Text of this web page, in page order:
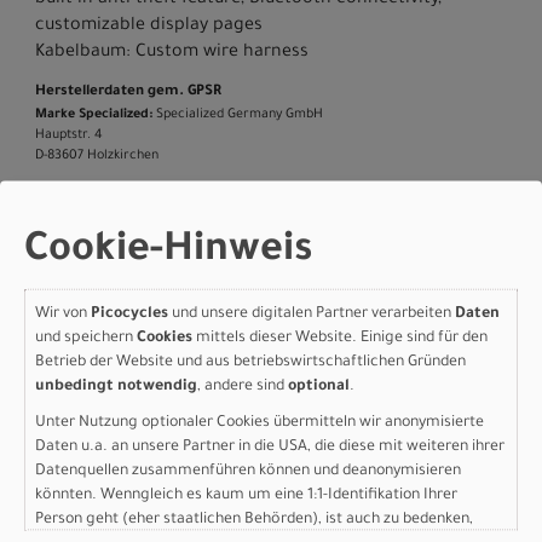
customizable display pages
Kabelbaum: Custom wire harness
Herstellerdaten gem. GPSR
Marke Specialized: Specialized Germany GmbH
Hauptstr. 4
D-83607 Holzkirchen
Varianten
Specialized TERO 4.0 ST
NB KH M OAK GREEN
METALLIC/SMOKE
Cookie-Hinweis
Wir von Picocycles und unsere digitalen Partner verarbeiten Daten
und speichern Cookies mittels dieser Website. Einige sind für den
Betrieb der Website und aus betriebswirtschaftlichen Gründen
unbedingt notwendig, andere sind optional.
Unter Nutzung optionaler Cookies übermitteln wir anonymisierte
Daten u.a. an unsere Partner in die USA, die diese mit weiteren ihrer
Datenquellen zusammenführen können und deanonymisieren
könnten. Wenngleich es kaum um eine 1:1-Identifikation Ihrer
Person geht (eher staatlichen Behörden), ist auch zu bedenken,